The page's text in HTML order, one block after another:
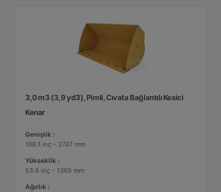
3,0 m3 (3,9 yd3), Pimli, Cıvata Bağlantılı Kesici
Kenar
Genişlik :
108.1 inç - 2747 mm
Yükseklik :
53.9 inç - 1369 mm
Ağırlık :